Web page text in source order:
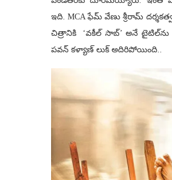
ఇది. MCA ఫేమ్ వేణు శ్రీరామ్
చిత్రానికి ‘వకీల్ సాబ్’ అనే టైటిల్‌ను
పవన్ కళ్యాణ్ లుక్ అదిరిపోయింది..